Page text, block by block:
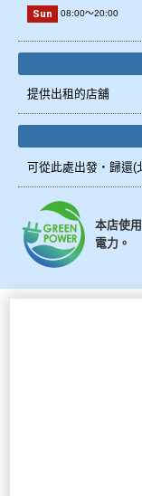
Sun 08:00～20:00
提供出租的店舖
可從此處出發・歸還(
本店使
電力。